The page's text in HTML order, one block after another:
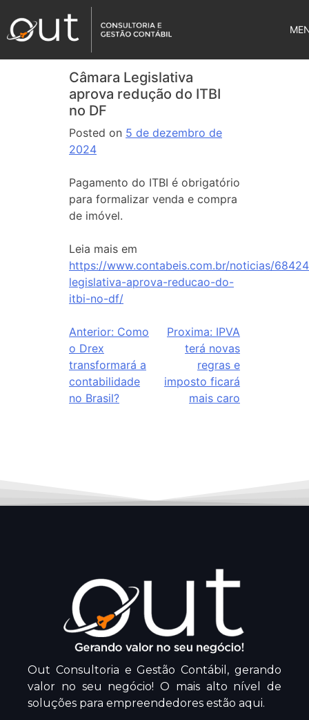
Câmara Legislativa
aprova redução do ITBI
no DF
Posted on 5 de dezembro de
2024
Pagamento do ITBI é obrigatório
para formalizar venda e compra
de imóvel.
Leia mais em
https://www.contabeis.com.br/noticias/
legislativa-aprova-reducao-do-
itbi-no-df/
Anterior: Como
o Drex
transformará a
contabilidade
no Brasil?
Proxima: IPVA
terá novas
regras e
imposto ficará
mais caro
Out Consultoria e Gestão Contábil, gerando
valor no seu negócio! O mais alto nível de
soluções para empreendedores estão aqui.